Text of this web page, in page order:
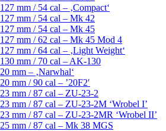
127 mm / 54 cal – ‚Compact‘
127 mm / 54 cal – Mk 42
127 mm / 54 cal – Mk 45
127 mm / 62 cal – Mk 45 Mod 4
127 mm / 64 cal – ‚Light Weight‘
130 mm / 70 cal – AK-130
20 mm – ‚Narwhal‘
20 mm / 90 cal – ’20F2′
23 mm / 87 cal – ZU-23-2
23 mm / 87 cal – ZU-23-2M ‘Wrobel I’
23 mm / 87 cal – ZU-23-2MR ‘Wrobel II’
25 mm / 87 cal – Mk 38 MGS